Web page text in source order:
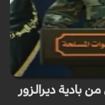
بادية ديرالزور